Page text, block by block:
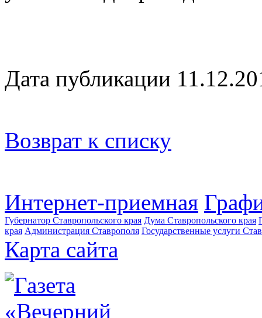
Дата публикации
Возврат к списку
Интернет-приемная
Губернатор Ставропольского края Дума Ставропольского края
края Администрация Ставрополя Государственные услуги
Карта сайта